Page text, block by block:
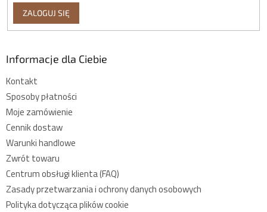
ZALOGUJ SIĘ
Informacje dla Ciebie
Kontakt
Sposoby płatności
Moje zamówienie
Cennik dostaw
Warunki handlowe
Zwrót towaru
Centrum obsługi klienta (FAQ)
Zasady przetwarzania i ochrony danych osobowych
Polityka dotycząca plików cookie